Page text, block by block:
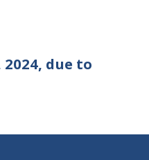
due to